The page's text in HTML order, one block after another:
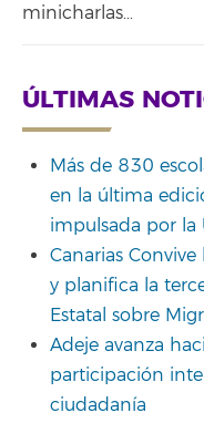
minicharlas…
ÚLTIMAS
Más de 830
en la última
impulsada por la
Canarias
y planifica la
Estatal sobre
Adeje avanza
participación
ciudadanía